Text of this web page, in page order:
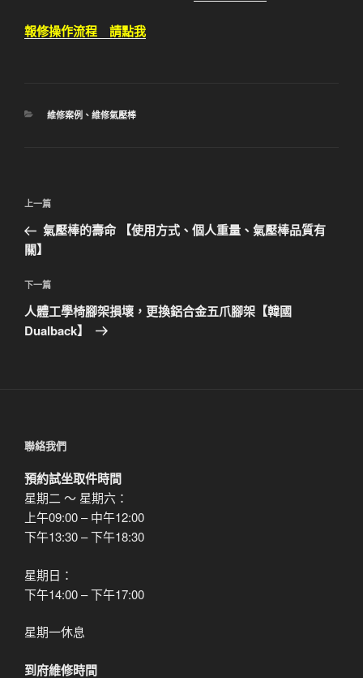
報修操作流程 請點我
分
維修案例 、 維修氣壓棒
文
導
覽
上
一
篇
章
上一篇
氣壓棒的壽命 【使用方式、個人重量、氣壓棒品質有
關】
下
一
篇
下一篇
人體工學椅腳架損壞，更換鋁合金五爪腳架【韓國
Dualback】
聯絡我們
預約試坐取件時間
星期二 ～ 星期六：
上午09:00 – 中午12:00
下午13:30 – 下午18:30
星期日：
下午14:00 – 下午17:00
星期一休息
到府維修時間